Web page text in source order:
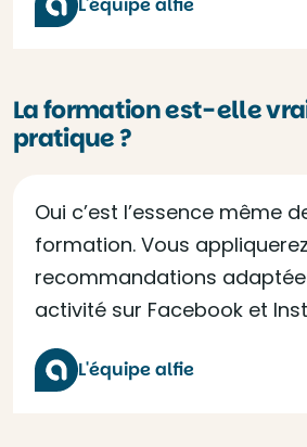
La formation est-elle
pratique ?
Oui c’est l’essence même
formation. Vous
recommandations
activité sur Facebook et
L'équipe alfie